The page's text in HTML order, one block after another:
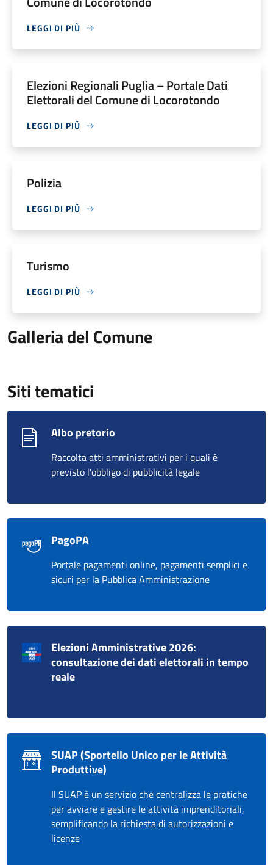
LEGGI DI PIÙ
Elezioni Regionali Puglia – Portale Dati
Elettorali del Comune di Locorotondo
LEGGI DI PIÙ
Polizia
LEGGI DI PIÙ
Turismo
LEGGI DI PIÙ
Galleria del Comune
Siti tematici
Albo pretorio
Raccolta atti amministrativi per i quali è
previsto l'obbligo di pubblicità legale
PagoPA
Portale pagamenti online, pagamenti semplici e
sicuri per la Pubblica Amministrazione
Elezioni Amministrative 2026:
consultazione dei dati elettorali in tempo
reale
SUAP (Sportello Unico per le Attività
Produttive)
Il SUAP è un servizio che centralizza le pratiche
per avviare e gestire le attività imprenditoriali,
semplificando la richiesta di autorizzazioni e
licenze